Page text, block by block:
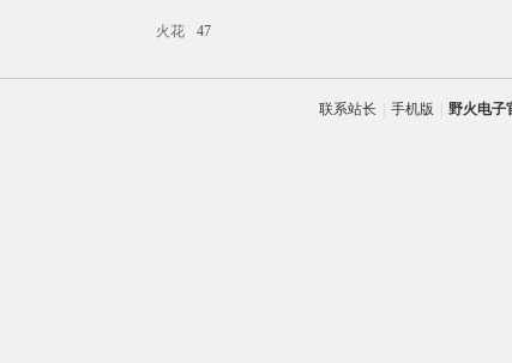
火花 47
联系站长 手机版 野火电子